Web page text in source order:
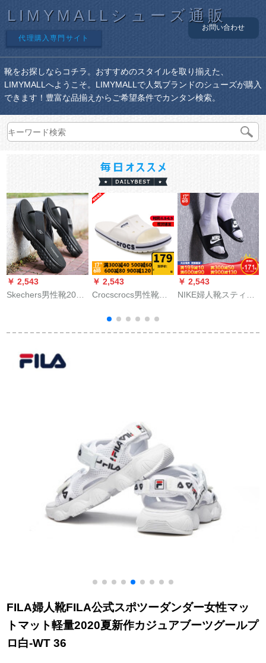
LIMYMALLシューズ通販
代理購入専門サイト
お問い合わせ
靴をお探しならコチラ。おすすめのスタイルを取り揃えた、
LIMYMALLへようこそ。LIMYMALLで人気ブランドのシューズが購入
できます！豊富な品揃えからご希望条件でカンタン検索。
￥ 2,543
Skechers男性靴2020
快适に滑り止めま
ト54256-BKGY 41/26
￥ 2,543
Crocscrocs男性靴女
夏新型カプベヤカー
ラム軽クッション滑
￥ 2,543
NIKE婦人靴スティッ
パンク820717 3438-
FILA婦人靴FILA公式スポツーダンダー女性マッ
トマット軽量2020夏新作カジュアブーツグールプ
ロ白-WT 36